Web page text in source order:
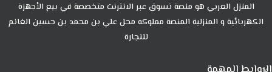
المنزل العربي هو منصة تسوق عبر الانترنت متخصصة في بيع الأجهزة
الكهربائية و المنزلية المنصة مملوكه محل علي بن محمد بن حسين الغانم
للتجارة